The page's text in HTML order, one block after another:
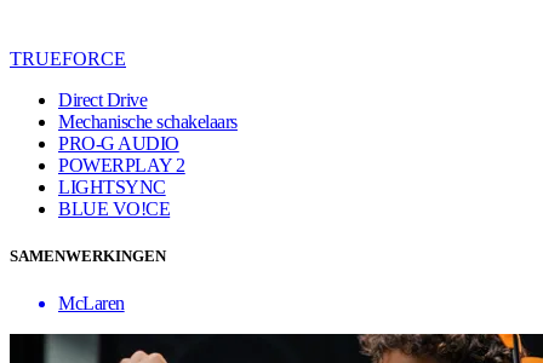
TRUEFORCE
Direct Drive
Mechanische schakelaars
PRO-G AUDIO
POWERPLAY 2
LIGHTSYNC
BLUE VO!CE
SAMENWERKINGEN
McLaren